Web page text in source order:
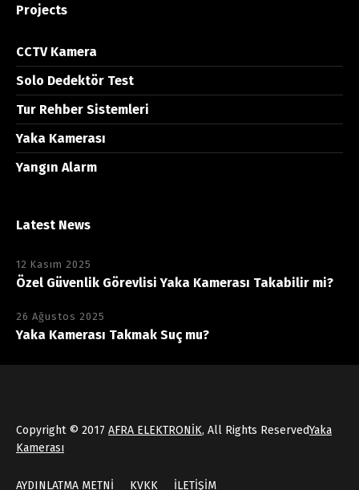
Projects
CCTV Kamera
Solo Dedektör Test
Tur Rehber Sistemleri
Yaka Kamerası
Yangın Alarm
Latest News
12 Kasım 2025
Özel Güvenlik Görevlisi Yaka Kamerası Takabilir mi?
26 Ağustos 2025
Yaka Kamerası Takmak Suç mu?
Copyright © 2017 AFRA ELEKTRONİK, All Rights ReservedYaka
Kamerası
AYDINLATMA METNİ KVKK İLETİŞİM